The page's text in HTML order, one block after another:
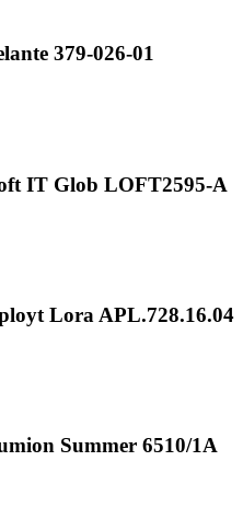
379-026-01
IT Glob LOFT2595-A
Lora APL.728.16.04
Summer 6510/1A